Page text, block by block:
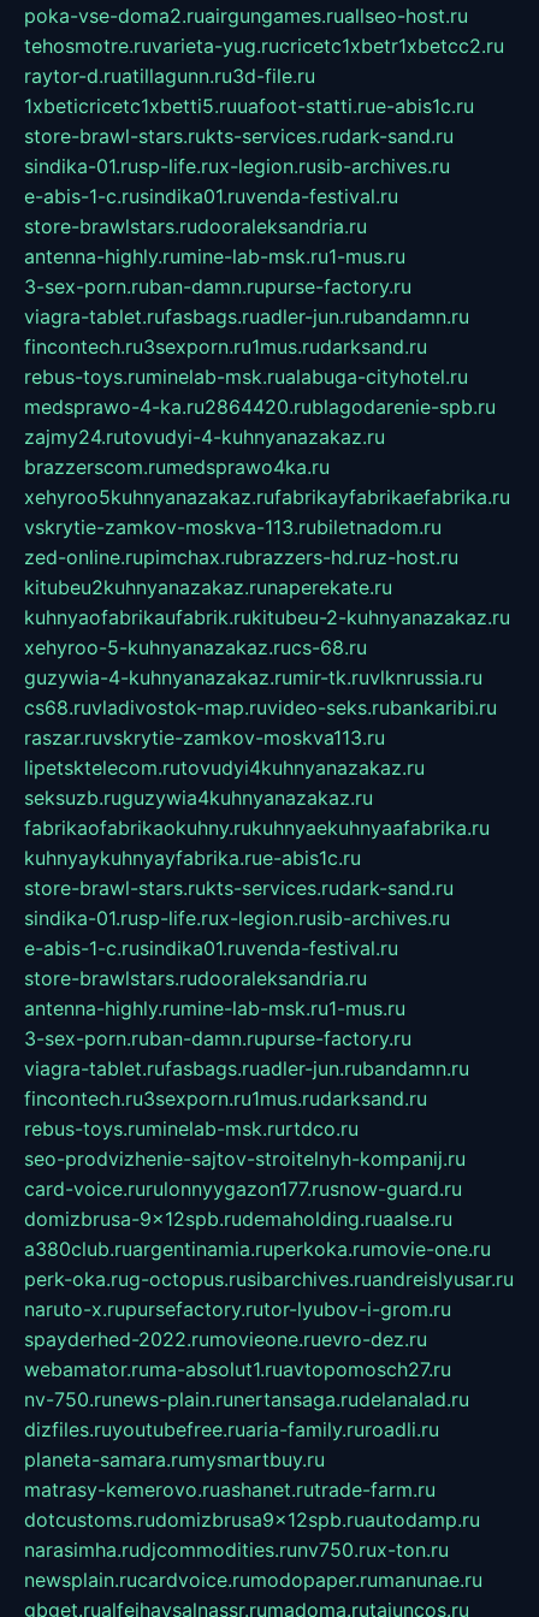
poka-vse-doma2.ruairgungames.ruallseo-host.ru
tehosmotre.ruvarieta-yug.rucricetc1xbetr1xbetcc2.ru
raytor-d.ruatillagunn.ru3d-file.ru
1xbeticricetc1xbetti5.ruuafoot-statti.rue-abis1c.ru
store-brawl-stars.rukts-services.rudark-sand.ru
sindika-01.rusp-life.rux-legion.rusib-archives.ru
e-abis-1-c.rusindika01.ruvenda-festival.ru
store-brawlstars.rudooraleksandria.ru
antenna-highly.rumine-lab-msk.ru1-mus.ru
3-sex-porn.ruban-damn.rupurse-factory.ru
viagra-tablet.rufasbags.ruadler-jun.rubandamn.ru
fincontech.ru3sexporn.ru1mus.rudarksand.ru
rebus-toys.ruminelab-msk.rualabuga-cityhotel.ru
medsprawo-4-ka.ru2864420.rublagodarenie-spb.ru
zajmy24.rutovudyi-4-kuhnyanazakaz.ru
brazzerscom.rumedsprawo4ka.ru
xehyroo5kuhnyanazakaz.rufabrikayfabrikaefabrika.ru
vskrytie-zamkov-moskva-113.rubiletnadom.ru
zed-online.rupimchax.rubrazzers-hd.ruz-host.ru
kitubeu2kuhnyanazakaz.runaperekate.ru
kuhnyaofabrikaufabrik.rukitubeu-2-kuhnyanazakaz.ru
xehyroo-5-kuhnyanazakaz.rucs-68.ru
guzywia-4-kuhnyanazakaz.rumir-tk.ruvlknrussia.ru
cs68.ruvladivostok-map.ruvideo-seks.rubankaribi.ru
raszar.ruvskrytie-zamkov-moskva113.ru
lipetsktelecom.rutovudyi4kuhnyanazakaz.ru
seksuzb.ruguzywia4kuhnyanazakaz.ru
fabrikaofabrikaokuhny.rukuhnyaekuhnyaafabrika.ru
kuhnyaykuhnyayfabrika.rue-abis1c.ru
store-brawl-stars.rukts-services.rudark-sand.ru
sindika-01.rusp-life.rux-legion.rusib-archives.ru
e-abis-1-c.rusindika01.ruvenda-festival.ru
store-brawlstars.rudooraleksandria.ru
antenna-highly.rumine-lab-msk.ru1-mus.ru
3-sex-porn.ruban-damn.rupurse-factory.ru
viagra-tablet.rufasbags.ruadler-jun.rubandamn.ru
fincontech.ru3sexporn.ru1mus.rudarksand.ru
rebus-toys.ruminelab-msk.rurtdco.ru
seo-prodvizhenie-sajtov-stroitelnyh-kompanij.ru
card-voice.rurulonnyygazon177.rusnow-guard.ru
domizbrusa-9x12spb.rudemaholding.ruaalse.ru
a380club.ruargentinamia.ruperkoka.rumovie-one.ru
perk-oka.rug-octopus.rusibarchives.ruandreislyusar.ru
naruto-x.rupursefactory.rutor-lyubov-i-grom.ru
spayderhed-2022.rumovieone.ruevro-dez.ru
webamator.ruma-absolut1.ruavtopomosch27.ru
nv-750.runews-plain.runertansaga.rudelanalad.ru
dizfiles.ruyoutubefree.ruaria-family.ruroadli.ru
planeta-samara.rumysmartbuy.ru
matrasy-kemerovo.ruashanet.rutrade-farm.ru
dotcustoms.rudomizbrusa9x12spb.ruautodamp.ru
narasimha.rudjcommodities.runv750.rux-ton.ru
newsplain.rucardvoice.rumodopaper.rumanunae.ru
gbget.rualfeihavsalnassr.rumadoma.rutajuncos.ru